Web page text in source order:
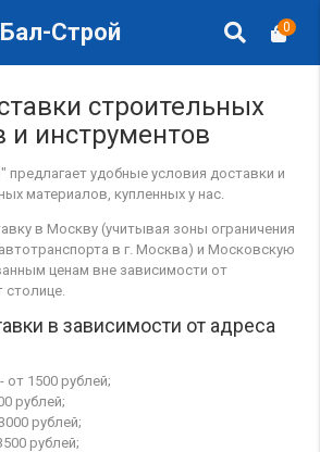
Бал-Строй 0
строительных
и инструментов
предлагает удобные условия доставки и
материалов, купленных у нас.
в Москву (учитывая зоны ограничения
в г. Москва) и Московскую
ценам вне зависимости от
столице.
в зависимости от адреса
1500 рублей;
рублей;
рублей;
рублей;